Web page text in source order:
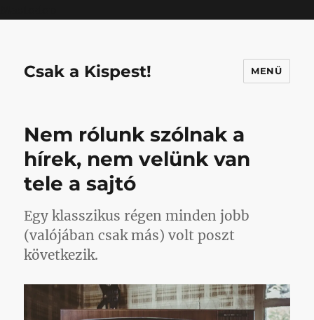
Csak a Kispest! MENÜ
Nem rólunk szólnak a
hírek, nem velünk van
tele a sajtó
Egy klasszikus régen minden jobb
(valójában csak más) volt poszt
következik.